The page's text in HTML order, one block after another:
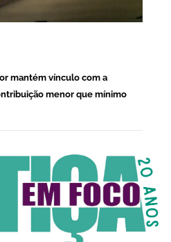
mantém vínculo com a
menor que mínimo